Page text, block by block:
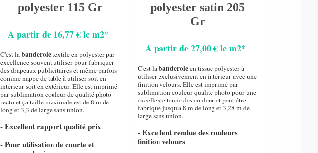
polyester 115 Gr
A partir de 16,77 € le m2*
C'est labanderoletextile en polyester par
excellence souvent utiliser pour fabriquer
des drapeaux publicitaires et même parfois
comme nappe de table à utiliser soit en
intérieur soit en extérieur. Elle est imprimé
par sublimation couleur de qualité photo
recto et ça taille maximale est de 8 m de
long et 3,3 de large sans union.
- Excellent rapport qualité prix
- Pour utilisation de courte et
polyester satin 205
Gr
A partir de 27,00 € le m2*
C'est labanderoleen tissue polyester à
utiliser exclusivement en intérieur avec une
finition velours. Elle est imprimé par
sublimation couleur qualité photo pour une
excellente tenue des couleur et peut être
fabrique jusqu'a 8 m de long et 3,28 m de
large sans union.
- Excellent rendue des couleurs
finition velours